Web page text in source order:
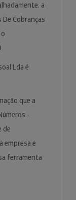
a
Cobranças
Lda é
que a
-
de
empresa e
ferramenta